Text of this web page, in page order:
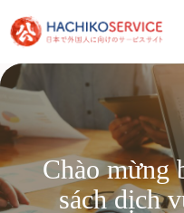
đến
phần
dung
Chào mừng
sách dịch